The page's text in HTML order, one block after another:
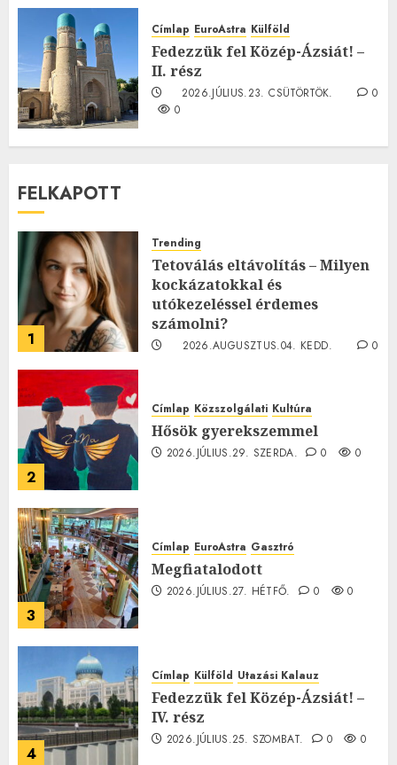
2026.JÚLIUS.23. CSÜTÖRTÖK.
0
Címlap EuroAstra Külföld
Fedezzük fel Közép-Ázsiát! –
II. rész
2026.JÚLIUS.23. CSÜTÖRTÖK.
0
0
FELKAPOTT
1
Trending
Tetoválás eltávolítás – Milyen
kockázatokkal és
utókezeléssel érdemes
számolni?
2026.AUGUSZTUS.04. KEDD.
0
2
Címlap Közszolgálati Kultúra
Hősök gyerekszemmel
2026.JÚLIUS.29. SZERDA. 0 0
3
Címlap EuroAstra Gasztró
Megfiatalodott
2026.JÚLIUS.27. HÉTFŐ. 0 0
4
Címlap Külföld Utazási Kalauz
Fedezzük fel Közép-Ázsiát! –
IV. rész
2026.JÚLIUS.25. SZOMBAT. 0 0